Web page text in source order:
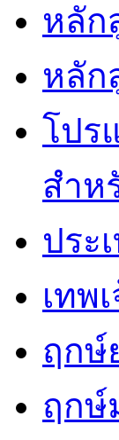
หลัก
หลัก
โปร
สำห
ประ
เทพ
ฤกษ์
ฤกษ์